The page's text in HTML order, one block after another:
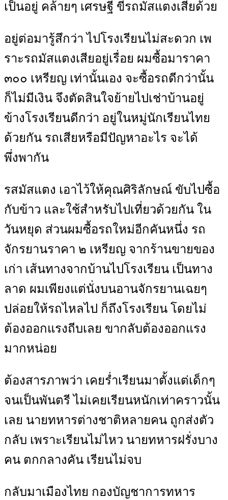
เป็นอยู่ คล้ายๆ เศรษฐี ขี่รถมัสแตงเสียด้วย
อยู่ต่อมารู้สึกว่า ไปโรงเรียนไม่สะดวก เพ
ราะรถมัสแตงเสียอยู่เรื่อย ผมซื้อมาราคา
๓๐๐ เหรียญ เท่านั้นเอง จะซื้อรถดีกว่านั้น
ก็ไม่มีเงิน จึงตัดสินใจย้ายไปเช่าบ้านอยู่
ข้างโรงเรียนดีกว่า อยู่ในหมู่นักเรียนไทย
ด้วยกัน รถเสียหรือมีปัญหาอะไร จะได้
พึ่งพากัน
รสมัสแตง เอาไว้ให้คุณศิริลักษณ์ ขับไปซื้อ
กับข้าว และใช้สำหรับไปเที่ยวด้วยกัน ใน
วันหยุด ส่วนผมซื้อรถใหม่อีกคันหนึ่ง รถ
จักรยานราคา ๒ เหรียญ จากร้านขายของ
เก่า เส้นทางจากบ้านไปโรงเรียน เป็นทาง
ลาด ผมเพียงแต่นั่งบนอานจักรยานเฉยๆ
ปล่อยให้รถไหลไป ก็ถึงโรงเรียน โดยไม่
ต้องออกแรงถีบเลย ขากลับต้องออกแรง
มากหน่อย
ต้องสารภาพว่า เคยร่ำเรียนมาตั้งแต่เด็กๆ
จนเป็นพันตรี ไม่เคยเรียนหนักเท่าคราวนั้น
เลย นายทหารต่างชาติหลายคน ถูกส่งตัว
กลับ เพราะเรียนไม่ไหว นายทหารฝรั่งบาง
คน ตกกลางคัน เรียนไม่จบ
กลับมาเมืองไทย กองบัญชาการทหาร